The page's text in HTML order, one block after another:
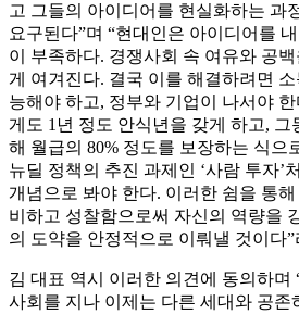
고 그들의 아이디어를 현실화하는 과
요구된다”며 “현대인은 아이디어를
이 부족하다. 경쟁사회 속 여유와 공
게 여겨진다. 결국 이를 해결하려면
능해야 하고, 정부와 기업이 나서야 한
게도 1년 정도 안식년을 갖게 하고,
해 월급의 80% 정도를 보장하는 식으
뉴딜 정책의 추진 과제인 ‘사람 투자’
개념으로 봐야 한다. 이러한 쉼을 통
비하고 성찰함으로써 자신의 역량을
의 도약을 안정적으로 이뤄낼 것이다
김 대표 역시 이러한 의견에 동의하며
사회를 지나 이제는 다른 세대와 공존